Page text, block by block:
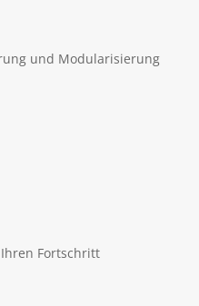
und Modularisierung
Fortschritt